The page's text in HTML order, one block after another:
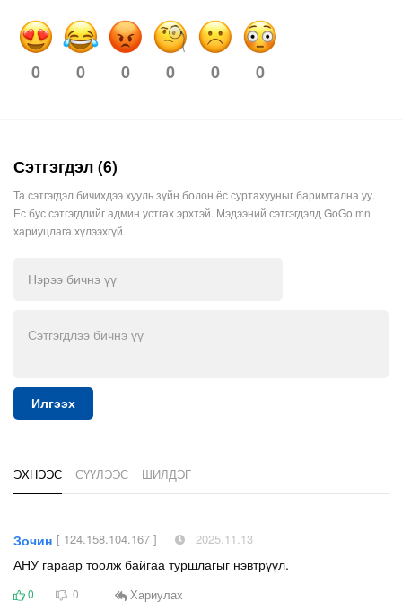
0 0 0 0 0 0
Сэтгэгдэл (6)
Та сэтгэгдэл бичихдээ хууль зүйн болон ёс суртахууныг баримтална уу.
Ёс бус сэтгэгдлийг админ устгах эрхтэй. Мэдээний сэтгэгдэлд GoGo.mn
хариуцлага хүлээхгүй.
Илгээх
ЭХНЭЭС СҮҮЛЭЭС ШИЛДЭГ
Зочин [ 124.158.104.167 ] 2025.11.13
АНУ гараар тоолж байгаа туршлагыг нэвтрүүл.
0 0 Хариулах